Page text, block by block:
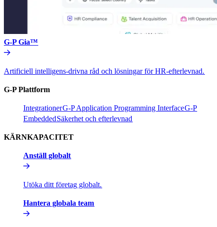
G-P Gia™​​
Artificiell intelligens-drivna råd och lösningar för HR-efterlevnad.​​
G-P Plattform​​
Integrationer​​G-P Application Programming Interface​​G-P
Embedded​​Säkerhet och efterlevnad​​
KÄRNKAPACITET​​
Anställ globalt​​
Utöka ditt företag globalt.​​
Hantera globala team​​